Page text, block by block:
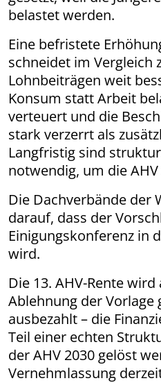
belastet werden.
Eine befristete
schneidet im Vergleich
Lohnbeiträgen weit
Konsum statt Arbeit
verteuert und die
stark verzerrt als
Langfristig sind
notwendig, um die
Die Dachverbände der
darauf, dass der
Einigungskonferenz in
wird.
Die 13. AHV-Rente
Ablehnung der Vorlage
ausbezahlt – die
Teil einer echten
der AHV 2030 gelöst
Vernehmlassung